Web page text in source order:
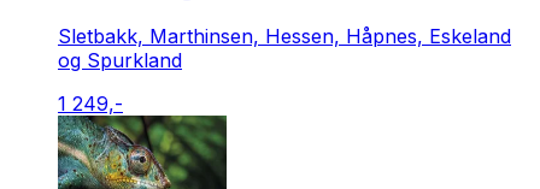
Sletbakk, Marthinsen, Hessen, Håpnes, Eskeland
og Spurkland
1 249,-